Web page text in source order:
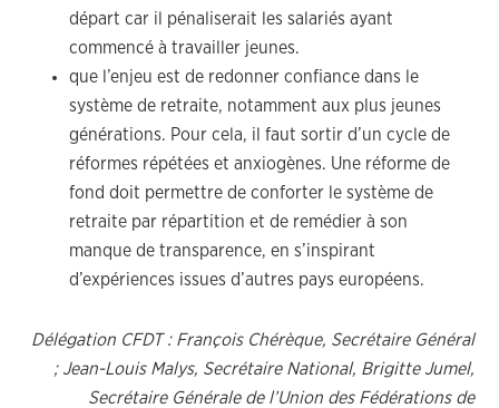
départ car il pénaliserait les salariés ayant
commencé à travailler jeunes.
que l’enjeu est de redonner confiance dans le
système de retraite, notamment aux plus jeunes
générations. Pour cela, il faut sortir d’un cycle de
réformes répétées et anxiogènes. Une réforme de
fond doit permettre de conforter le système de
retraite par répartition et de remédier à son
manque de transparence, en s’inspirant
d’expériences issues d’autres pays européens.
Délégation CFDT : François Chérèque, Secrétaire Général
; Jean-Louis Malys, Secrétaire National, Brigitte Jumel,
Secrétaire Générale de l’Union des Fédérations de